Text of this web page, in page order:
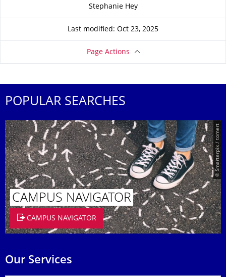
Stephanie Hey
Last modified: Oct 23, 2025
Page Actions
POPULAR SEARCHES
© Smarterpix / tomert
CAMPUS NAVIGATOR
CAMPUS NAVIGATOR
Our Services